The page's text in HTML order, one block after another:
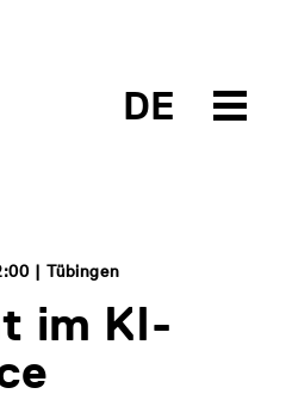
DE
| Tübingen
im KI-